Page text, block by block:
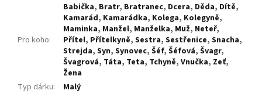
Pro koho:
Babička, Bratr, Bratranec, Dcera, Děda, Dítě,
Kamarád, Kamarádka, Kolega, Kolegyně,
Maminka, Manžel, Manželka, Muž, Neteř,
Přítel, Přítelkyně, Sestra, Sestřenice, Snacha,
Strejda, Syn, Synovec, Šéf, Šéfová, Švagr,
Švagrová, Táta, Teta, Tchyně, Vnučka, Zeť,
Žena
Typ dárku:
Malý